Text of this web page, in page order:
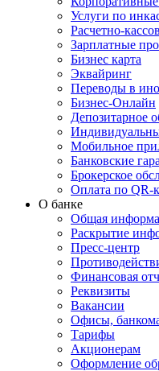
Услуги по
Расчетно-
Зарплатные
Бизнес карта
Эквайринг
Переводы в
Бизнес-Онлайн
Депозитарное
Мобильное
Банковские
Брокерское
Оплата по QR-
О банке
Общая
Раскрытие
Пресс-центр
Финансовая
Реквизиты
Вакансии
Офисы,
Тарифы
Акционерам
Оформление